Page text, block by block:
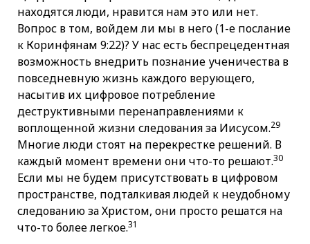
находятся люди, нравится нам это или нет.
Вопрос в том, войдем ли мы в него (1-е послание
к Коринфянам 9:22)? У нас есть беспрецедентная
возможность внедрить познание ученичества в
повседневную жизнь каждого верующего,
насытив их цифровое потребление
деструктивными перенаправлениями к
воплощенной жизни следования за Иисусом.29
Многие люди стоят на перекрестке решений. В
каждый момент времени они что-то решают.30
Если мы не будем присутствовать в цифровом
пространстве, подталкивая людей к неудобному
следованию за Христом, они просто решатся на
что-то более легкое.31